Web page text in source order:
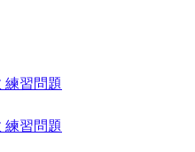
練習問題
練習問題